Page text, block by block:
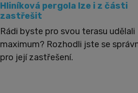
Hliníková pergola lze i z části
zastřešit
Rádi byste pro svou terasu udělali
maximum? Rozhodli jste se
pro její zastřešení.